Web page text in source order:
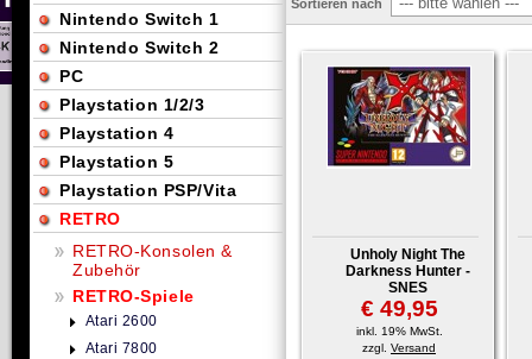
Sortieren nach
Unholy Night The
Darkness Hunter -
SNES
€ 49,95
inkl. 19% MwSt.
zzgl. Versand
Nintendo Switch 1
Nintendo Switch 2
PC
Playstation 1/2/3
Playstation 4
Playstation 5
Playstation PSP/Vita
RETRO
RETRO-Konsolen &
Zubehör
RETRO-Spiele
Atari 2600
Atari 7800